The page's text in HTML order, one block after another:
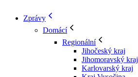
Zprávy
Domácí
Regionální
Jihočeský kraj
Jihomoravský kraj
Karlovarský kraj